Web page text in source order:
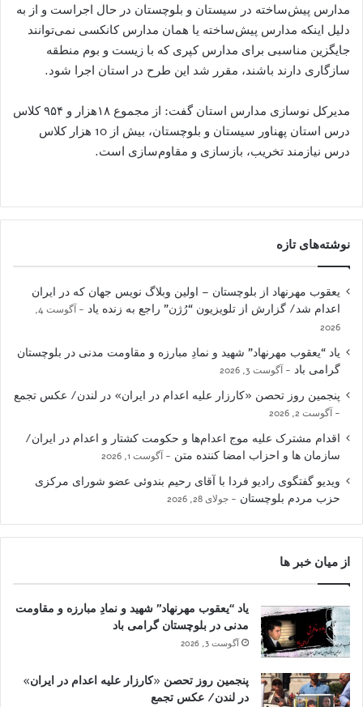
مدارس پیش‌ساخته در سیستان و بلوچستان در حال اجراست و از به
دلیل اینکه مدارس پیش‌ساخته یا همان مدارس کانکسی نمی‌توانند
جایگزین مناسبی برای ‌مدارس کپری که ‌با زیست و بوم منطقه
سازگاری دارند باشند، مقرر شد این طرح در استان اجرا شود.
مدیرکل نوسازی مدارس استان گفت: از مجموع ۱۸هزار و ۹۵۴ کلاس
درس استان پهناور سیستان و بلوچستان، بیش از 10 هزار کلاس
درس نیازمند تخریب، بازسازی و مقاوم‌سازی است.
نوشته‌های تازه
یعقوب مهرنهاد از بلوچستان – اولین وبلاگ نویس جهان که در ایران
اعدام شد/ گزارش از تلویزیون “رُژن” راجع به زنده یاد
آگوست 4,
2026
یاد “یعقوب مهرنهاد” شهید و نمادِ مبارزه و مقاومت مدنی در بلوچستان
گرامی باد
آگوست 3, 2026
پنجمین روز تحصن «کارزار علیه اعدام در ایران» در لندن/ عکس تجمع
آگوست 2, 2026
اقدام مشترک علیه موج اعدام‌ها و حکومت کشتار و اعدام در ایران/
سازمان ها و احزاب امضا کننده متن
آگوست 1, 2026
ویدیو گفتگوی رادیو فردا با آقای رحیم بندوئی عضو شورای مرکزی
حزب مردم بلوچستان
جولای 28, 2026
از میان خبر ها
یاد “یعقوب مهرنهاد” شهید و نمادِ مبارزه و مقاومت
مدنی در بلوچستان گرامی باد
آگوست 3, 2026
پنجمین روز تحصن «کارزار علیه اعدام در ایران»
در لندن/ عکس تجمع